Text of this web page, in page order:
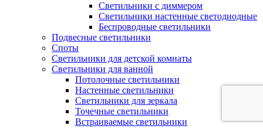
Светильники с диммером
Светильники настенные светодиодные
Беспроводные светильники
Подвесные светильники
Споты
Светильники для детской комнаты
Светильники для ванной
Потолочные светильники
Настенные светильники
Светильники для зеркала
Точечные светильники
Встраиваемые светильники